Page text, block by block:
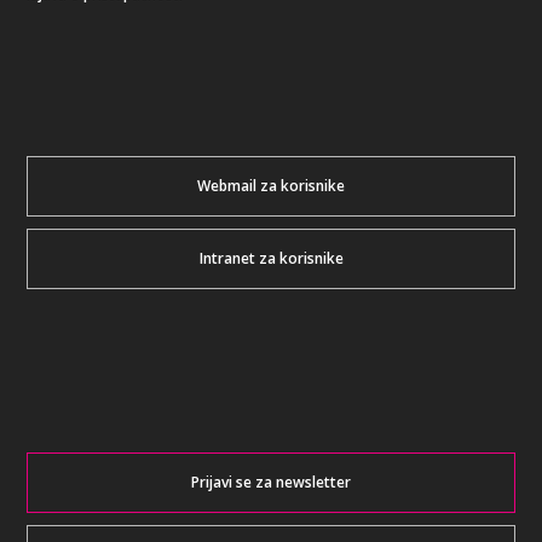
Webmail za korisnike
Intranet za korisnike
Prijavi se za newsletter